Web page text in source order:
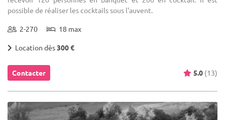
possible de réaliser les cocktails sous l'auvent.
2-270 18 max
Location dès300 €
Contacter 5.0 (13)